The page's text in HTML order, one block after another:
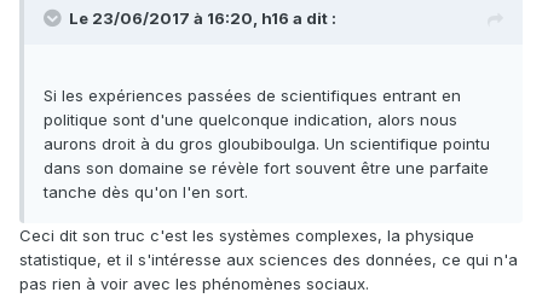
Le 23/06/2017 à 16:20, h16 a dit :
Si les expériences passées de scientifiques entrant en
politique sont d'une quelconque indication, alors nous
aurons droit à du gros gloubiboulga. Un scientifique pointu
dans son domaine se révèle fort souvent être une parfaite
tanche dès qu'on l'en sort.
Ceci dit son truc c'est les systèmes complexes, la physique
statistique, et il s'intéresse aux sciences des données, ce qui n'a
pas rien à voir avec les phénomènes sociaux.